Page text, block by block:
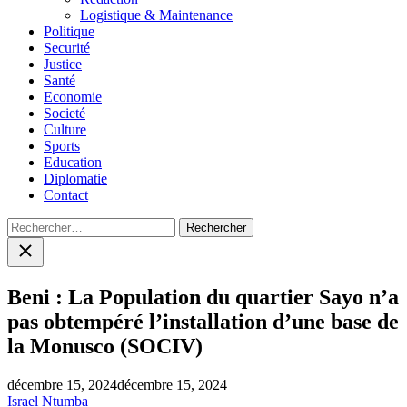
Logistique & Maintenance
Politique
Securité
Justice
Santé
Economie
Societé
Culture
Sports
Education
Diplomatie
Contact
Rechercher :
Close
search
Beni : La Population du quartier Sayo n’a
pas obtempéré l’installation d’une base de
la Monusco (SOCIV)
décembre 15, 2024décembre 15, 2024
Israel Ntumba